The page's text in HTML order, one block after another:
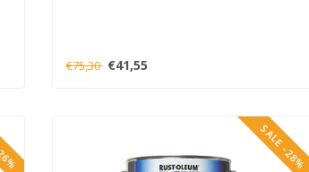
€75,30 €41,55
SALE -28%